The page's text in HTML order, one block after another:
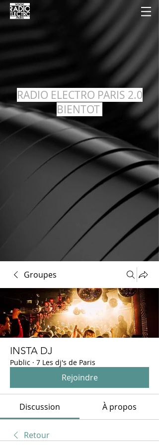
RADIO ELECTRO PARIS 2.0
BIENTOT
Groupes
INSTA DJ
Public · 7 Les dj's de Paris
Rejoindre
Discussion À propos
Retour